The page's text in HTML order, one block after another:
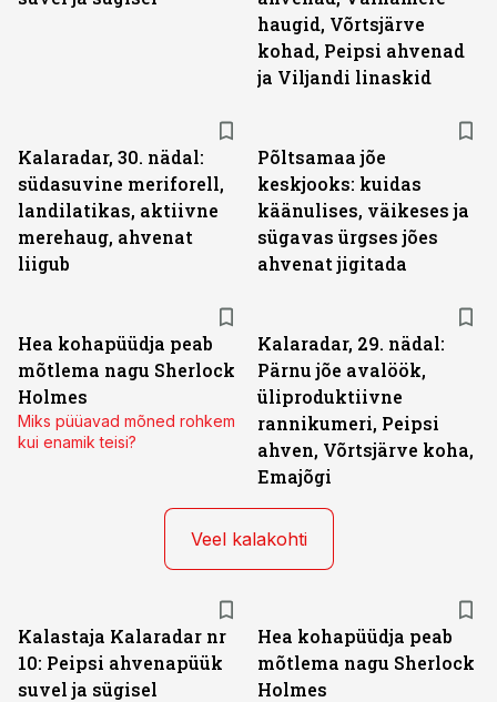
haugid, Võrtsjärve
kohad, Peipsi ahvenad
ja Viljandi linaskid
Kalaradar, 30. nädal:
südasuvine meriforell,
landilatikas, aktiivne
merehaug, ahvenat
liigub
Põltsamaa jõe
keskjooks: kuidas
käänulises, väikeses ja
sügavas ürgses jões
ahvenat jigitada
Hea kohapüüdja peab
mõtlema nagu Sherlock
Holmes
Miks püüavad mõned rohkem
kui enamik teisi?
Kalaradar, 29. nädal:
Pärnu jõe avalöök,
üliproduktiivne
rannikumeri, Peipsi
ahven, Võrtsjärve koha,
Emajõgi
Veel kalakohti
Kalastaja Kalaradar nr
10: Peipsi ahvenapüük
suvel ja sügisel
Hea kohapüüdja peab
mõtlema nagu Sherlock
Holmes